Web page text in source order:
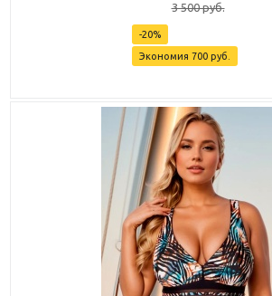
3 500руб.
-20%
Экономия 700руб.